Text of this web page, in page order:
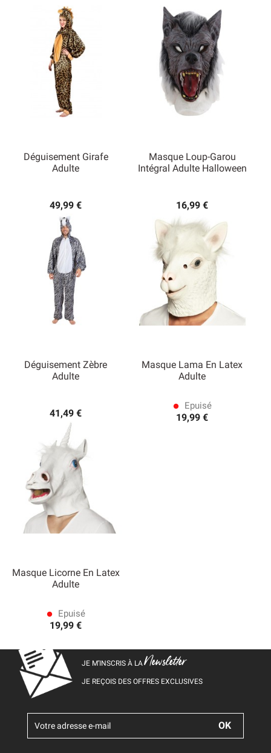
Déguisement Girafe
Adulte
49,99 €
Masque Loup-Garou
Intégral Adulte Halloween
16,99 €
Déguisement Zèbre
Adulte
41,49 €
Masque Lama En Latex
Adulte
lens Epuisé
19,99 €
Masque Licorne En Latex
Adulte
lens Epuisé
19,99 €
JE M’INSCRIS À LANewsletter
JE REÇOIS DES OFFRES EXCLUSIVES